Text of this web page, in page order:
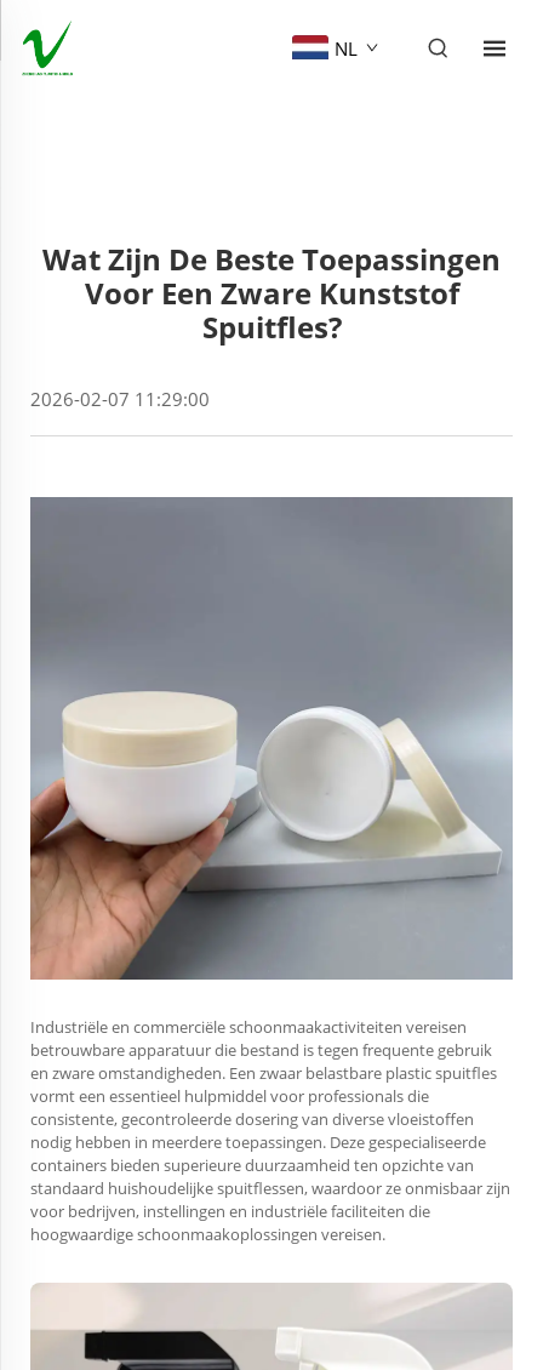
NL
Wat Zijn De Beste Toepassingen
Voor Een Zware Kunststof
Spuitfles?
2026-02-07 11:29:00
Industriële en commerciële schoonmaakactiviteiten vereisen
betrouwbare apparatuur die bestand is tegen frequente gebruik
en zware omstandigheden. Een zwaar belastbare plastic spuitfles
vormt een essentieel hulpmiddel voor professionals die
consistente, gecontroleerde dosering van diverse vloeistoffen
nodig hebben in meerdere toepassingen. Deze gespecialiseerde
containers bieden superieure duurzaamheid ten opzichte van
standaard huishoudelijke spuitflessen, waardoor ze onmisbaar zijn
voor bedrijven, instellingen en industriële faciliteiten die
hoogwaardige schoonmaakoplossingen vereisen.